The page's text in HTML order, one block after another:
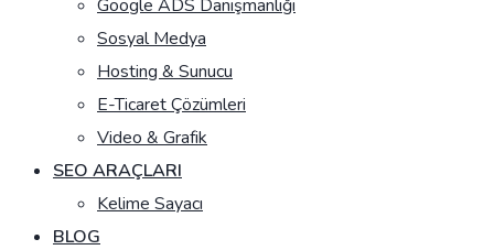
Google ADS Danışmanlığı
Sosyal Medya
Hosting & Sunucu
E-Ticaret Çözümleri
Video & Grafik
SEO ARAÇLARI
Kelime Sayacı
BLOG